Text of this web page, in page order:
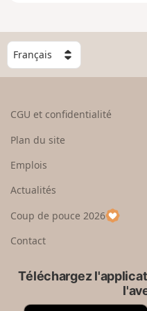
C
o
e
u
p
a
CGU et confidentialité
Plan du site
Emplois
Actualités
Coup de pouce 2026
Contact
Téléchargez